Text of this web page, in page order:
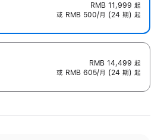
RMB 11,999 起
或 RMB 500/月 (24 期) 起
RMB 14,499 起
或 RMB 605/月 (24 期) 起